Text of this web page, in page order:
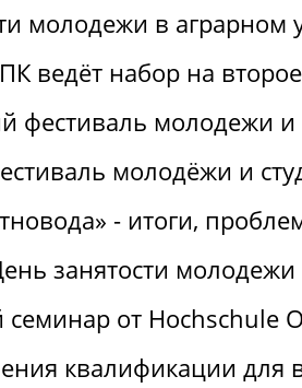
молодежи в аграрном
ведёт набор на
фестиваль молодежи
молодёжи и
- итоги,
занятости молодежи
семинар от Hochschule
квалификации для